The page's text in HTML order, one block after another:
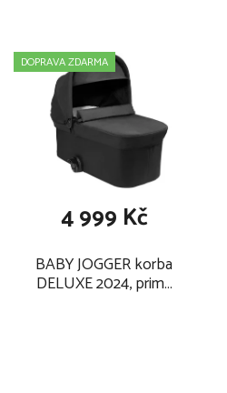
reflexními prvky na boudičce
pohodlný úložný prostor na
pod sedadlem poskytují
všeho, co potřebujete
Maximální hmotnost a věk dítěte
22 kg nebo 4 roky, podle toho, co
DOPRAVA ZDARMA
BABY JOGGER korba
DELUXE 2024, prime
4 999 Kč